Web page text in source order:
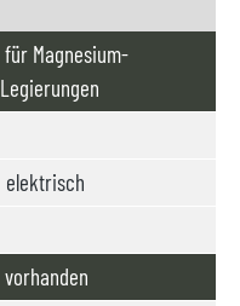
für Magnesium-
Legierungen
elektrisch
vorhanden